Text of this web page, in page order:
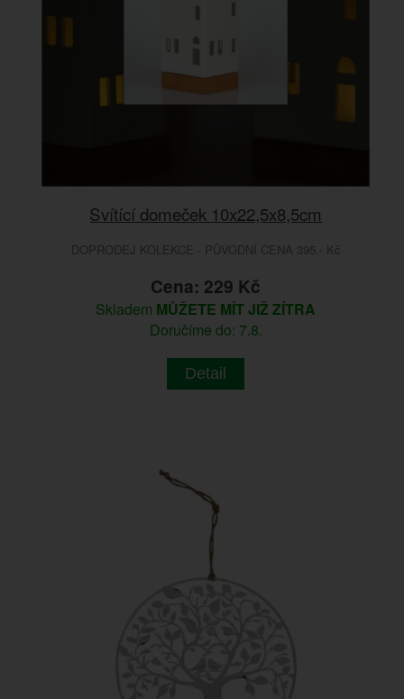
Svítící domeček 10x22,5x8,5cm
DOPRODEJ KOLEKCE - PŮVODNÍ CENA 395.- Kč
Cena: 229 Kč
Skladem MŮŽETE MÍT JIŽ ZÍTRA
Doručíme do: 7.8.
Detail